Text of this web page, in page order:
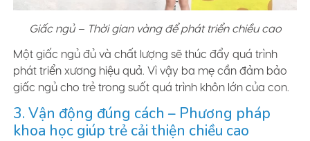
Giấc ngủ – Thời gian vàng để phát triển chiều cao
Một giấc ngủ đủ và chất lượng sẽ thúc đẩy quá trình
phát triển xương hiệu quả. Vì vậy ba mẹ cần đảm bảo
giấc ngủ cho trẻ trong suốt quá trình khôn lớn của con.
3. Vận động đúng cách – Phương pháp
khoa học giúp trẻ cải thiện chiều cao